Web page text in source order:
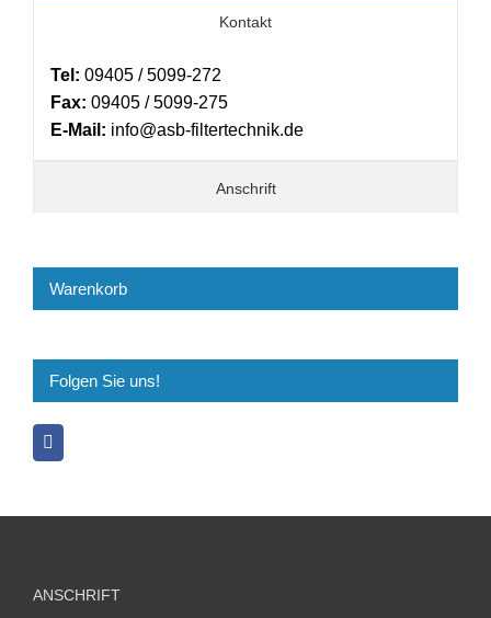
Kontakt
Tel: 09405 / 5099-272
Fax: 09405 / 5099-275
E-Mail: info@asb-filtertechnik.de
Anschrift
Warenkorb
Folgen Sie uns!
ANSCHRIFT